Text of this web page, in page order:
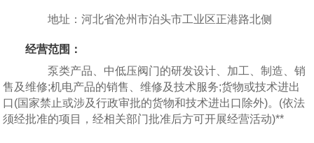
地址：河北省沧州市泊头市工业区正港路北侧
经营范围：
泵类产品、中低压阀门的研发设计、加工、制造、销
售及维修;机电产品的销售、维修及技术服务;货物或技术进出
口(国家禁止或涉及行政审批的货物和技术进出口除外)。(依法
须经批准的项目，经相关部门批准后方可开展经营活动)**